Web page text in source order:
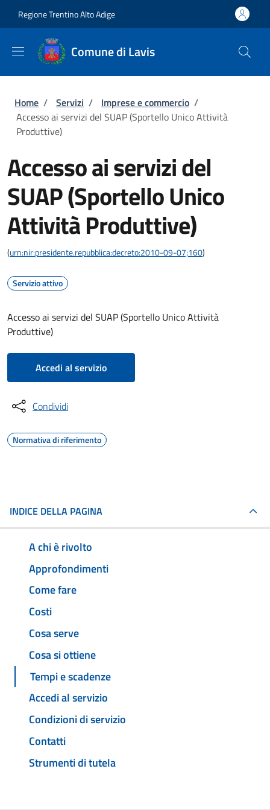
Regione Trentino Alto Adige
Comune di Lavis
Briciole di pane
Home / Servizi / Imprese e commercio /
Accesso ai servizi del SUAP (Sportello Unico Attività
Produttive)
Accesso ai servizi del
SUAP (Sportello Unico
Attività Produttive)
(urn:nir:presidente.repubblica:decreto:2010-09-07;160)
Servizio attivo
Accesso ai servizi del SUAP (Sportello Unico Attività
Produttive)
Accedi al servizio
Condividi
Normativa di riferimento
INDICE DELLA PAGINA
A chi è rivolto
Approfondimenti
Come fare
Costi
Cosa serve
Cosa si ottiene
Tempi e scadenze
Accedi al servizio
Condizioni di servizio
Contatti
Strumenti di tutela